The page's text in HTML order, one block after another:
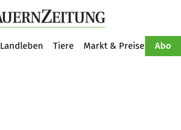
Landleben Tiere Markt & Preise Abo